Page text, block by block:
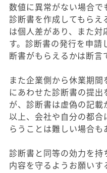
数値に異常がない場合
診断書を作成してもらえ
は個人差があり、また対
す。診断書の発行を申請
断書がもらえるかは断言
また企業側から休業期
にあわせた診断書の提
が、診断書は虚偽の記
以上、会社や自分の都合
らうことは難しい場合も
診断書と同等の効力を
内容を守るようお願い